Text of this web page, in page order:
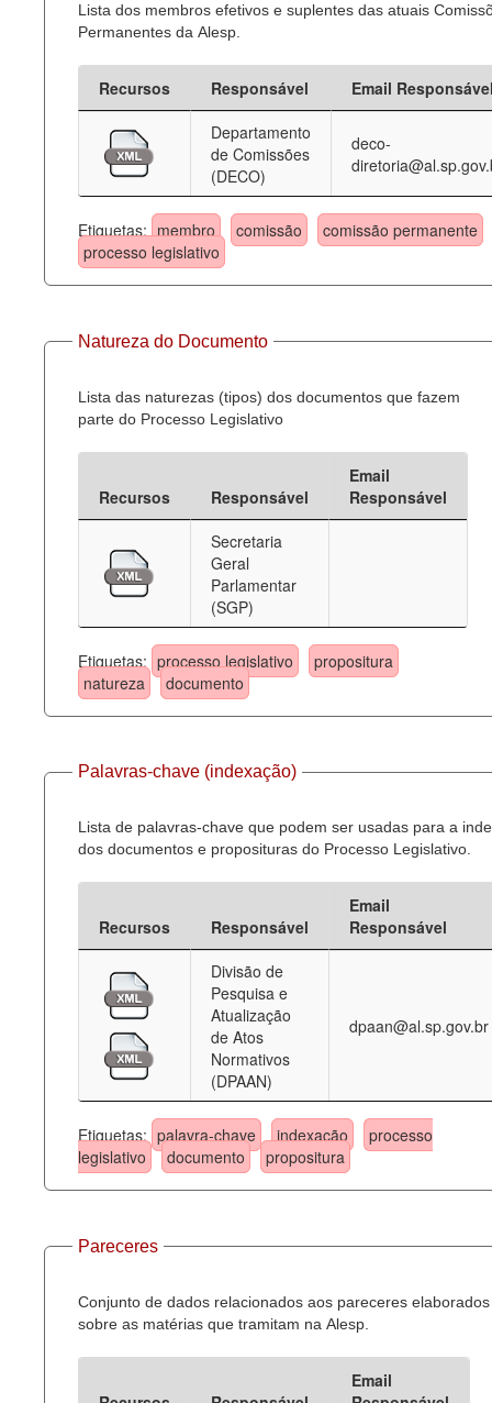
Lista dos membros efetivos e suplentes das atuais
Permanentes da Alesp.
Recursos Responsável
Email
Departamento
de Comissões
(DECO)
deco-
Etiquetas: membro comissão
comissão permanente
processo legislativo
Natureza do Documento
Lista das naturezas (tipos) dos documentos que fazem
parte do Processo Legislativo
Recursos Responsável
Email
Responsável
Secretaria
Geral
Parlamentar
(SGP)
Etiquetas: processo legislativo
propositura
natureza
documento
Palavras-chave (indexação)
Lista de palavras-chave que podem ser usadas para a
dos documentos e proposituras do Processo Legislativo.
Recursos Responsável
Email
Responsável
Divisão de
Pesquisa e
Atualização
de Atos
Normativos
(DPAAN)
dpaan@al.sp.gov.br
Etiquetas: palavra-chave indexação
processo
legislativo
documento propositura
Pareceres
Conjunto de dados relacionados aos pareceres elaborados
sobre as matérias que tramitam na Alesp.
Email